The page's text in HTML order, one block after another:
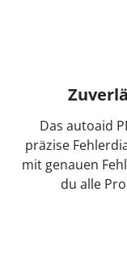
Das autoaid
präzise
mit genauen
du alle